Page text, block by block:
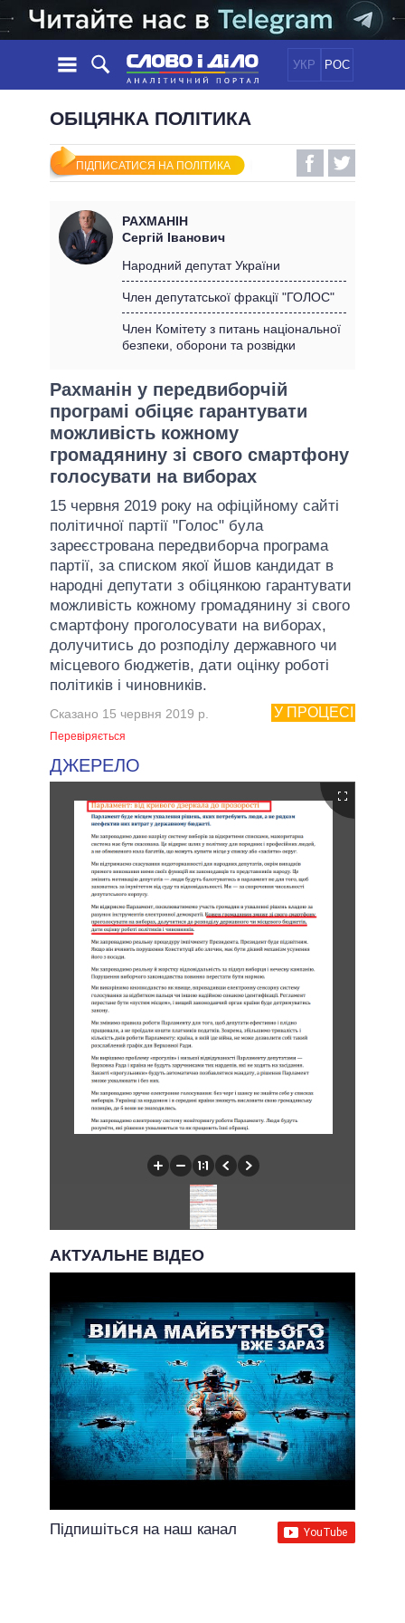
УКР РОС
НОВИНИ
СТРІЧКА
ПОДІЇ
СТАТТІ
ДУМКИ
ОГЛЯДИ
ДАЙДЖЕСТИ
ПОЛІТИКА
ЕКОНОМІКА
СВІТ
ОБIЦЯНКИ
УСІ ПОЛІТИКИ
ПРЕЗИДЕНТ І ОФІС
КАБІНЕТ МІНІСТРІВ
ГОЛОВИ ОБЛАДМІНІСТРАЦІЙ
ВСІ ПЕРСОНИ
ІНФОГРАФІКА
ВІДЕО
ПІДТРИМАТИ
ПОРІВНЯННЯ ПОЛІТИКІВ
ОБІЦЯНКА ПОЛІТИКА
ПІДПИСАТИСЯ НА ПОЛІТИКА
РАХМАНІН
Сергій Іванович
Народний депутат України
Член депутатської фракції "ГОЛОС"
Член Комітету з питань національної
безпеки, оборони та розвідки
Рахманін у передвиборчій
програмі обіцяє гарантувати
можливість кожному
громадянину зі свого смартфону
голосувати на виборах
15 червня 2019 року на офіційному сайті
політичної партії "Голос" була
зареєстрована передвиборча програма
партії, за списком якої йшов кандидат в
народні депутати з обіцянкою гарантувати
можливість кожному громадянину зі свого
смартфону проголосувати на виборах,
долучитись до розподілу державного чи
місцевого бюджетів, дати оцінку роботі
політиків і чиновників.
У ПРОЦЕСІ
Сказано 15 червня 2019 р.
Перевіряється
ДЖЕРЕЛО
АКТУАЛЬНЕ ВІДЕО
Підпишіться на наш канал